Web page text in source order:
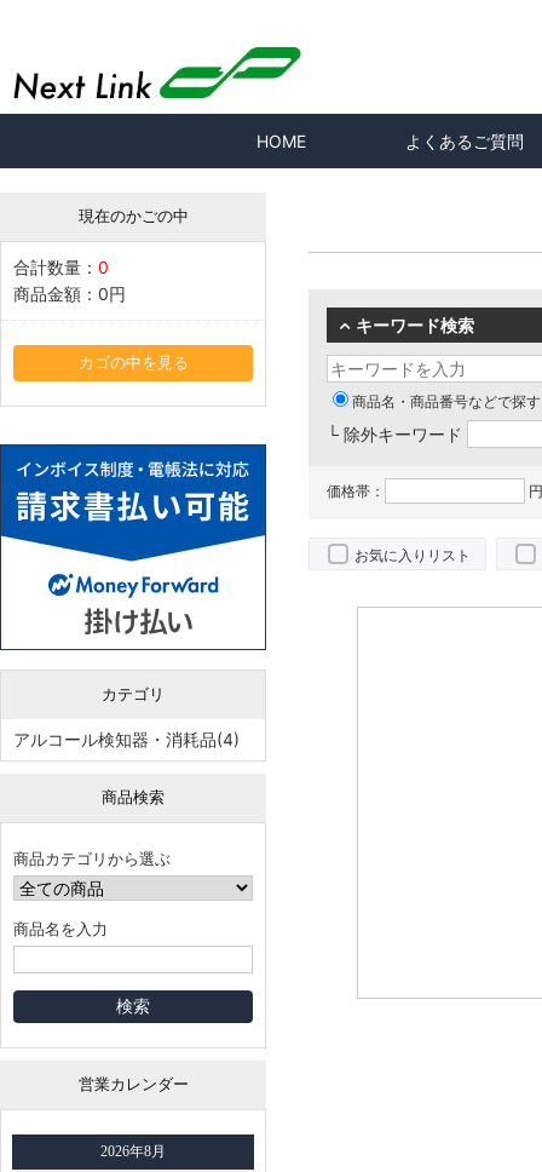
HOME よくあるご質問
現在のかごの中
合計数量： 0
商品金額： 0円
カゴの中を見る
カテゴリ
アルコール検知器・消耗品(4)
商品検索
商品カテゴリから選ぶ
商品名を入力
営業カレンダー
2026年8月
キーワード検索
商品名・商品番号などで探す
└ 除外キーワード
価格帯：
お気に入りリスト